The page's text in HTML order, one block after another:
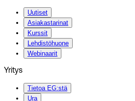
Uutiset
Asiakastarinat
Kurssit
Lehdistöhuone
Webinaarit
Yritys
Tietoa EG:stä
Ura